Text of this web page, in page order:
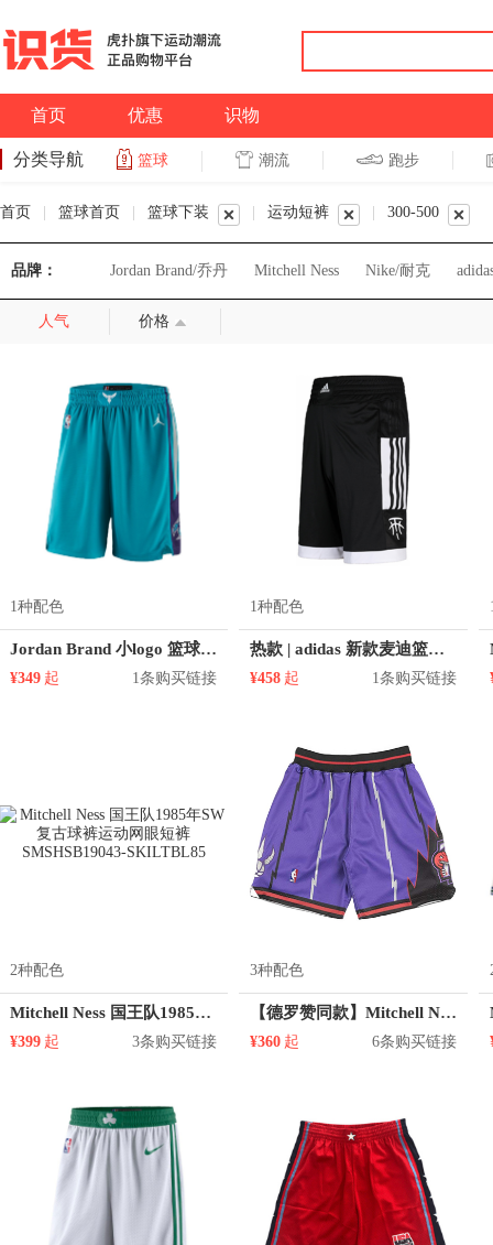
首页 优惠 识物
分类导航 篮球 潮流 跑步
首页 篮球首页 篮球下装 运动短裤 300-500
品牌： Jordan Brand/乔丹 Mitchell Ness Nike/耐克
人气 价格
1种配色
Jordan Brand 小logo 篮球训练运动短裤 AJ5590
¥349 起 1条购买链接
1种配色
热款 | adidas 新款麦迪篮球运动短裤 DP4940
¥458 起 1条购买链接
2种配色
Mitchell Ness 国王队1985年SW复古球裤运动网眼短裤 SMSHSB19043-SKILTBL85
¥399 起 3条购买链接
3种配色
【德罗赞同款】Mitchell Ness 赛场系列球迷版NBA猛龙队篮球五分裤网眼运动短裤 ASHRGS18487
¥360 起 6条购买链接